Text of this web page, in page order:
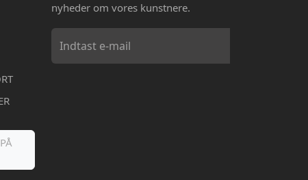
nyheder om vores kunstnere.